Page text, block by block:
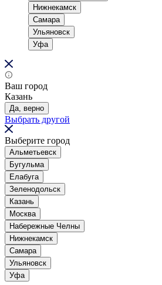
Нижнекамск
Самара
Ульяновск
Уфа
Ваш город
Казань
Да, верно
Выбрать другой
Выберите город
Альметьевск
Бугульма
Елабуга
Зеленодольск
Казань
Москва
Набережные Челны
Нижнекамск
Самара
Ульяновск
Уфа